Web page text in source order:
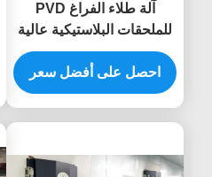
آلة طلاء الفراغ PVD
للملحقات البلاستيكية عالية
المتانة مع أجزاء بلاستيكية
دقيقة مقاومة للتآكل
ومقاومة للشيخوخة
احصل على أفضل سعر